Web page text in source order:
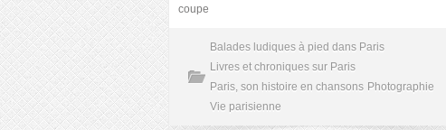
coupe
Balades ludiques à pied dans Paris
Livres et chroniques sur Paris
Paris, son histoire en chansons Photographie
Vie parisienne